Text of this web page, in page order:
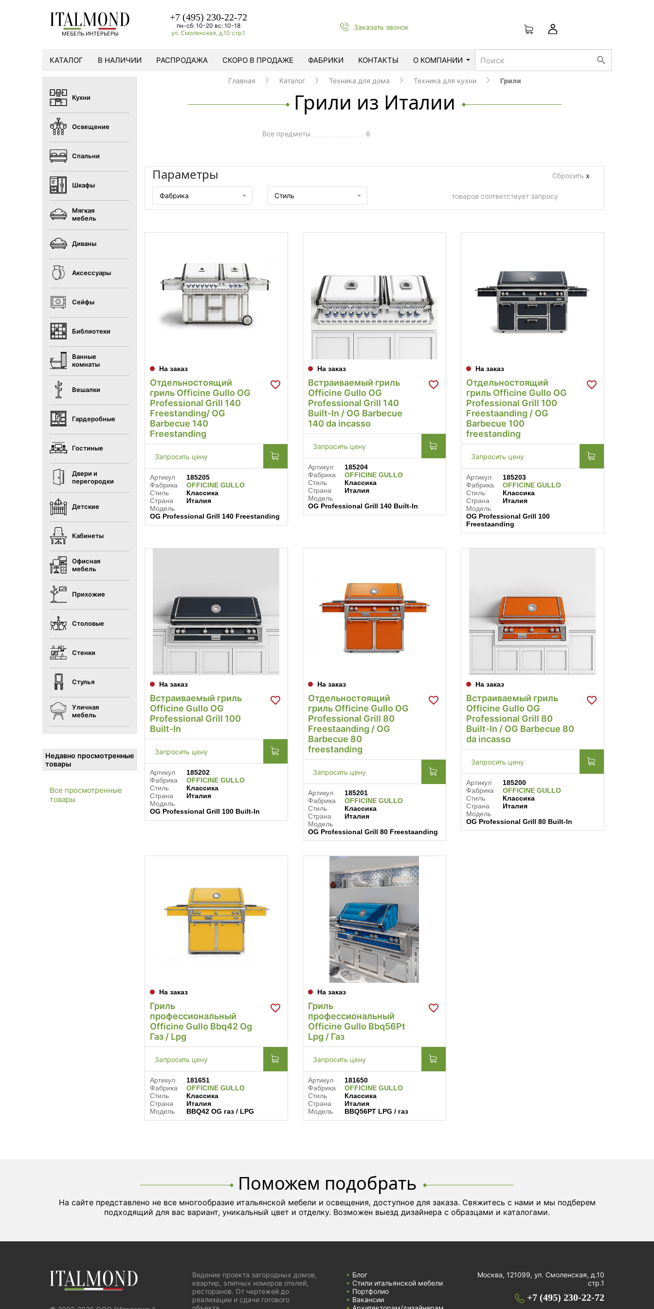
МЕБЕЛЬ ИНТЕРЬЕРЫ
+7 (495) 230-22-72
пн-сб: 10-20 вс: 10-18
ул. Смоленская, д.10 стр.1
Заказать звонок
КАТАЛОГ В НАЛИЧИИ РАСПРОДАЖА СКОРО В ПРОДАЖЕ ФАБРИКИ КОНТАКТЫ О КОМПАНИИ search
Кухни
Освещение
Спальни
Шкафы
Мягкая
мебель
Диваны
Аксессуары
Сейфы
Библиотеки
Ванные
комнаты
Вешалки
Гардеробные
Гостиные
Двери и
перегородки
Детские
Кабинеты
Офисная
мебель
Прихожие
Столовые
Стенки
Стулья
Уличная
мебель
Недавно просмотренные
товары
Все просмотренные
товары
Главная Каталог Техника для дома Техника для кухни Грили
Грили из Италии
Все предметы 8
Параметры Сбросить х
Фабрика Стиль товаров соответствует запросу
На заказ
Отдельностоящий
гриль Officine Gullo OG
Professional Grill 140
Freestanding/ OG
Barbecue 140
Freestanding
Запросить цену
Артикул
185205
Фабрика
OFFICINE GULLO
Стиль
Классика
Страна
Италия
Модель
OG Professional Grill 140 Freestanding
На заказ
Встраиваемый гриль
Officine Gullo OG
Professional Grill 140
Built-In / OG Barbecue
140 da incasso
Запросить цену
Артикул
185204
Фабрика
OFFICINE GULLO
Стиль
Классика
Страна
Италия
Модель
OG Professional Grill 140 Built-In
На заказ
Отдельностоящий
гриль Officine Gullo OG
Professional Grill 100
Freestaanding / OG
Barbecue 100
freestanding
Запросить цену
Артикул
185203
Фабрика
OFFICINE GULLO
Стиль
Классика
Страна
Италия
Модель
OG Professional Grill 100
Freestaanding
На заказ
Встраиваемый гриль
Officine Gullo OG
Professional Grill 100
Built-In
Запросить цену
Артикул
185202
Фабрика
OFFICINE GULLO
Стиль
Классика
Страна
Италия
Модель
OG Professional Grill 100 Built-In
На заказ
Отдельностоящий
гриль Officine Gullo OG
Professional Grill 80
Freestaanding / OG
Barbecue 80
freestanding
Запросить цену
Артикул
185201
Фабрика
OFFICINE GULLO
Стиль
Классика
Страна
Италия
Модель
OG Professional Grill 80 Freestaanding
На заказ
Встраиваемый гриль
Officine Gullo OG
Professional Grill 80
Built-In / OG Barbecue 80
da incasso
Запросить цену
Артикул
185200
Фабрика
OFFICINE GULLO
Стиль
Классика
Страна
Италия
Модель
OG Professional Grill 80 Built-In
На заказ
Гриль
профессиональный
Officine Gullo Bbq42 Og
Газ / Lpg
Запросить цену
Артикул
181651
Фабрика
OFFICINE GULLO
Стиль
Классика
Страна
Италия
Модель
BBQ42 OG газ / LPG
На заказ
Гриль
профессиональный
Officine Gullo Bbq56Pt
Lpg / Газ
Запросить цену
Артикул
181650
Фабрика
OFFICINE GULLO
Стиль
Классика
Страна
Италия
Модель
BBQ56PT LPG / газ
Поможем подобрать
На сайте представлено не все многообразие итальянской мебели и освещения, доступное для заказа. Свяжитесь с нами и мы подберем
подходящий для вас вариант, уникальный цвет и отделку. Возможен выезд дизайнера с образцами и каталогами.
Ведение проекта загородных домов,
квартир, элитных номеров отелей,
ресторанов. От чертежей до
реализации и сдачи готового
Блог
Стили итальянской мебели
Портфолио
Вакансии
Москва, 121099, ул. Смоленская, д.10
стр.1
+7 (495) 230-22-72